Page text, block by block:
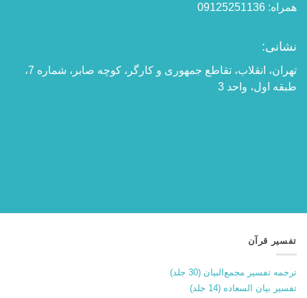
همراه: 09125251136
نشانی:
تهران، انقلاب، تقاطع جمهوری و کارگر، کوچه صابر، شماره 7،
طبقه اول، واحد 3
تفسیر قرآن
ترجمه تفسیر مجمع‌البیان (30 جلد)
تفسیر بیان السعاده (14 جلد)